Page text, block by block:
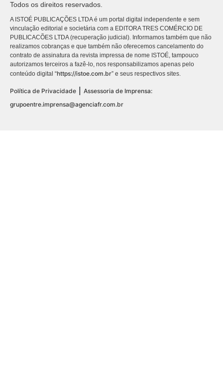
Todos os direitos reservados.
A ISTOÉ PUBLICAÇÕES LTDA é um portal digital independente e sem
vinculação editorial e societária com a EDITORA TRES COMÉRCIO DE
PUBLICACÕES LTDA (recuperação judicial). Informamos também que não
realizamos cobranças e que também não oferecemos cancelamento do
contrato de assinatura da revista impressa de nome ISTOÉ, tampouco
autorizamos terceiros a fazê-lo, nos responsabilizamos apenas pelo
conteúdo digital “https://istoe.com.br” e seus respectivos sites.
Política de Privacidade
Assessoria de Imprensa:
grupoentre.imprensa@agenciafr.com.br